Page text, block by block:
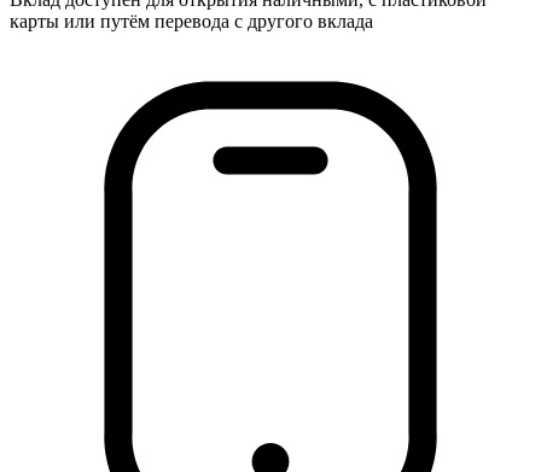
карты или путём перевода с другого вклада